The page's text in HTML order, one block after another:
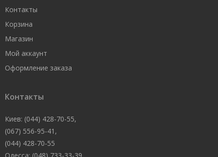
Контакты
Корзина
Магазин
Мой аккаунт
Оформление заказа
Контакты
Киев: (044) 428-70-55,
(067) 556-95-41,
(044) 428-70-55